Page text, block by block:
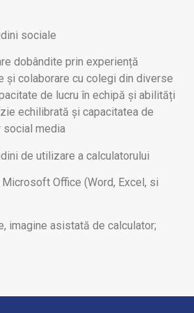
sociale
dobândite prin experiență
și colaborare cu colegi din diverse
de lucru în echipă și abilități
echilibrată și capacitatea de
social media
de utilizare a calculatorului
Office (Word, Excel, si
imagine asistată de calculator;